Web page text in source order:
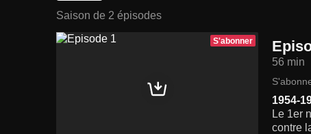
Saison de 2 épisodes
S'abonner
56 min
1954-
Le 1er
contre